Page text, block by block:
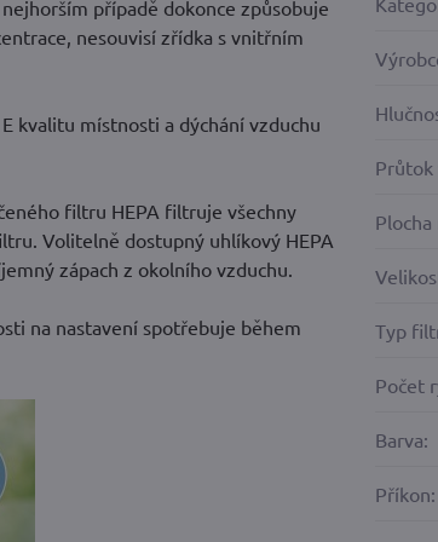
případě dokonce způsobuje
nesouvisí zřídka s vnitřním
kvalitu místnosti a dýchání vzduchu
filtru HEPA filtruje všechny
Volitelně dostupný uhlíkový HEPA
zápach z okolního vzduchu.
na nastavení spotřebuje během
Průtok
Typ
Počet
Barva:
Příkon: